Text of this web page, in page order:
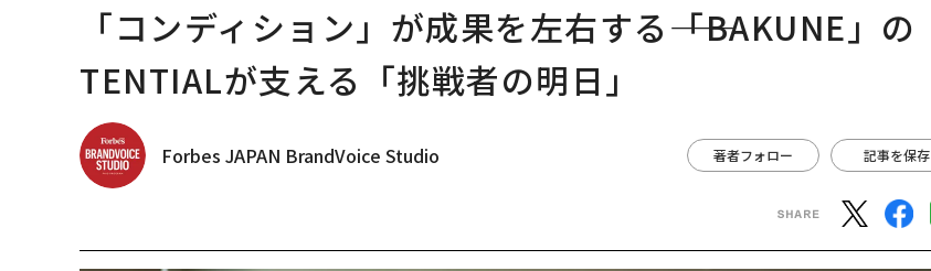
「コンディション」が成果を左右する――「BAKUNE」の
TENTIALが支える「挑戦者の明日」
Forbes JAPAN BrandVoice Studio 著者フォロー 記事を保存